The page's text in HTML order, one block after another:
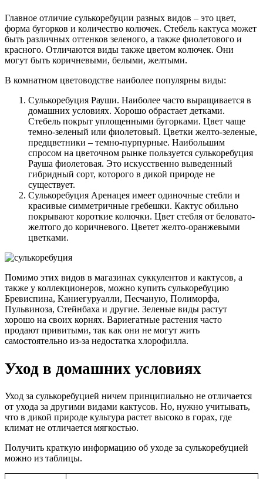
Главное отличие сулькоребуции разных видов – это цвет,
форма бугорков и количество колючек. Стебель кактуса может
быть различных оттенков зеленого, а также фиолетового и
красного. Отличаются виды также цветом колючек. Они
могут быть коричневыми, белыми, желтыми.
В комнатном цветоводстве наиболее популярны виды:
Сулькоребуция Рауши. Наиболее часто выращивается в
домашних условиях. Хорошо обрастает детками.
Стебель покрыт уплощенными бугорками. Цвет чаще
темно-зеленый или фиолетовый. Цветки желто-зеленые,
предцветники – темно-пурпурные. Наибольшим
спросом на цветочном рынке пользуется сулькоребуция
Рауша фиолетовая. Это искусственно выведенный
гибридный сорт, которого в дикой природе не
существует.
Сулькоребуция Аренацея имеет одиночные стебли и
красивые симметричные гребешки. Кактус обильно
покрывают короткие колючки. Цвет стебля от беловато-
желтого до коричневого. Цветет желто-оранжевыми
цветками.
Помимо этих видов в магазинах суккулентов и кактусов, а
также у коллекционеров, можно купить сулькоребуцию
Бревиспина, Каниегуруалли, Песчаную, Полиморфа,
Пульвиноза, Стейнбаха и другие. Зеленые виды растут
хорошо на своих корнях. Вариегатные растения часто
продают привитыми, так как они не могут жить
самостоятельно из-за недостатка хлорофилла.
Уход в домашних условиях
Уход за сулькоребуцией ничем принципиально не отличается
от ухода за другими видами кактусов. Но, нужно учитывать,
что в дикой природе культура растет высоко в горах, где
климат не отличается мягкостью.
Получить краткую информацию об уходе за сулькоребуцией
можно из таблицы.